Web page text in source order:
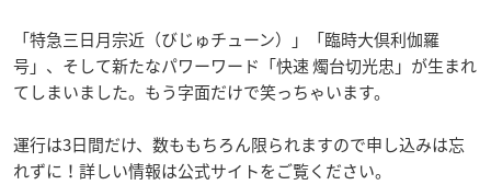
「特急三日月宗近（びじゅチューン）」「臨時大倶利伽羅
号」、そして新たなパワーワード「快速 燭台切光忠」が生まれ
てしまいました。もう字面だけで笑っちゃいます。
運行は3日間だけ、数ももちろん限られますので申し込みは忘
れずに！詳しい情報は公式サイトをご覧ください。